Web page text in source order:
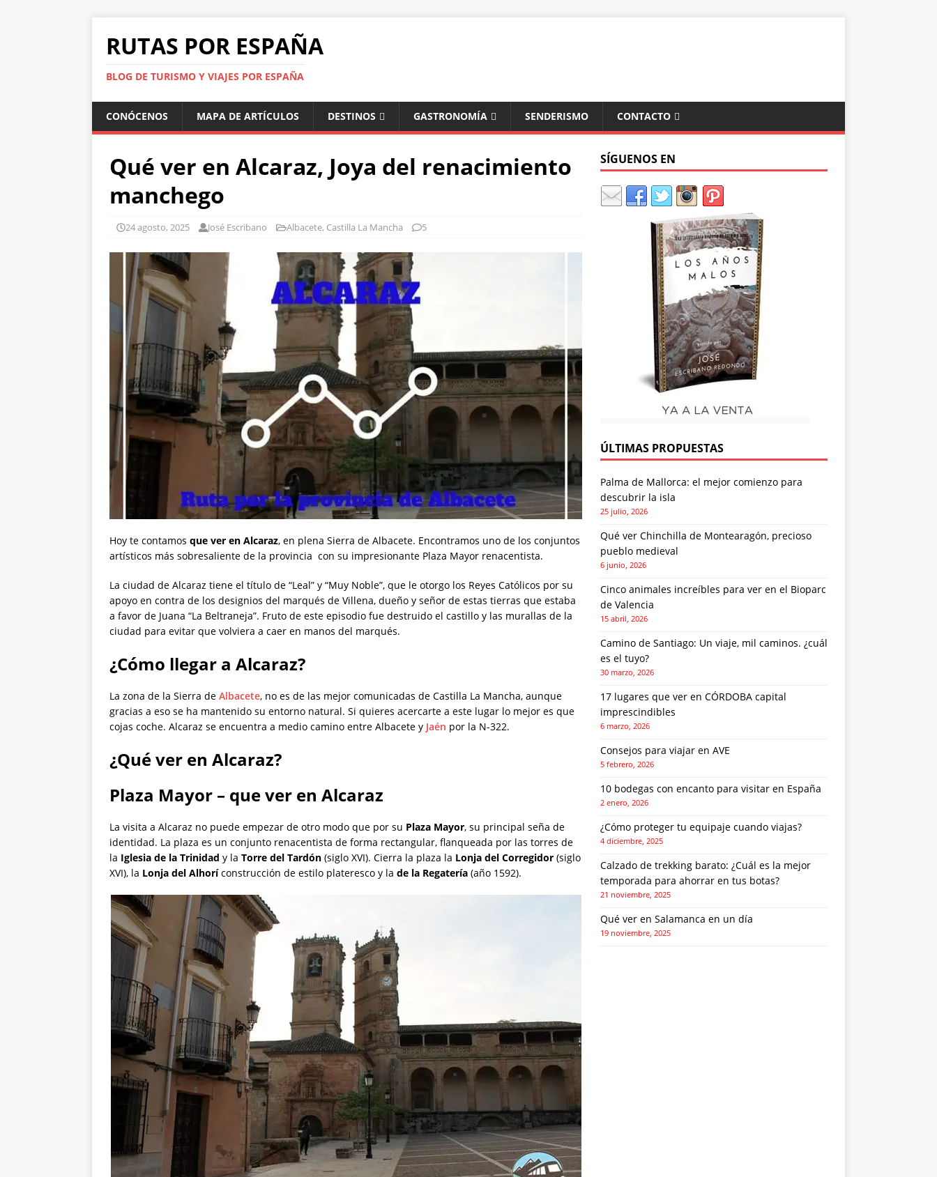
RUTAS POR ESPAÑA
BLOG DE TURISMO Y VIAJES POR ESPAÑA
CONÓCENOS MAPA DE ARTÍCULOS DESTINOS GASTRONOMÍA SENDERISMO CONTACTO
Qué ver en Alcaraz, Joya del renacimiento
manchego
24 agosto, 2025 José Escribano Albacete, Castilla La Mancha 5
Hoy te contamos que ver en Alcaraz, en plena Sierra de Albacete. Encontramos uno de los conjuntos
artísticos más sobresaliente de la provincia con su impresionante Plaza Mayor renacentista.
La ciudad de Alcaraz tiene el título de “Leal” y “Muy Noble”, que le otorgo los Reyes Católicos por su
apoyo en contra de los designios del marqués de Villena, dueño y señor de estas tierras que estaba
a favor de Juana “La Beltraneja”. Fruto de este episodio fue destruido el castillo y las murallas de la
ciudad para evitar que volviera a caer en manos del marqués.
¿Cómo llegar a Alcaraz?
La zona de la Sierra de Albacete, no es de las mejor comunicadas de Castilla La Mancha, aunque
gracias a eso se ha mantenido su entorno natural. Si quieres acercarte a este lugar lo mejor es que
cojas coche. Alcaraz se encuentra a medio camino entre Albacete y Jaén por la N-322.
¿Qué ver en Alcaraz?
Plaza Mayor – que ver en Alcaraz
La visita a Alcaraz no puede empezar de otro modo que por su Plaza Mayor, su principal seña de
identidad. La plaza es un conjunto renacentista de forma rectangular, flanqueada por las torres de
la Iglesia de la Trinidad y la Torre del Tardón (siglo XVI). Cierra la plaza la Lonja del Corregidor (siglo
XVI), la Lonja del Alhoríconstrucción de estilo plateresco y la de la Regatería (año 1592).
SÍGUENOS EN
ÚLTIMAS PROPUESTAS
Palma de Mallorca: el mejor comienzo para
descubrir la isla
25 julio, 2026
Qué ver Chinchilla de Montearagón, precioso
pueblo medieval
6 junio, 2026
Cinco animales increíbles para ver en el Bioparc
de Valencia
15 abril, 2026
Camino de Santiago: Un viaje, mil caminos. ¿cuál
es el tuyo?
30 marzo, 2026
17 lugares que ver en CÓRDOBA capital
imprescindibles
6 marzo, 2026
Consejos para viajar en AVE
5 febrero, 2026
10 bodegas con encanto para visitar en España
2 enero, 2026
¿Cómo proteger tu equipaje cuando viajas?
4 diciembre, 2025
Calzado de trekking barato: ¿Cuál es la mejor
temporada para ahorrar en tus botas?
21 noviembre, 2025
Qué ver en Salamanca en un día
19 noviembre, 2025